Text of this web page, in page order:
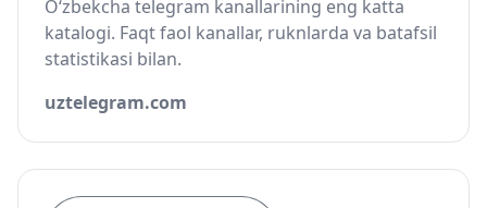
O‘zbekcha telegram kanallarining eng katta
katalogi. Faqt faol kanallar, ruknlarda va batafsil
statistikasi bilan.
uztelegram.com